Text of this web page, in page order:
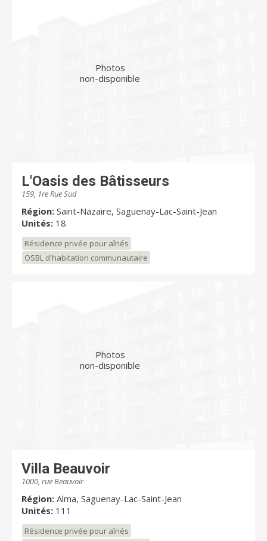
Photos
non-disponible
L'Oasis des Bâtisseurs
159, 1re Rue Sud
Région: Saint-Nazaire, Saguenay-Lac-Saint-Jean
Unités: 18
Résidence privée pour aînés
OSBL d'habitation communautaire
Photos
non-disponible
Villa Beauvoir
1000, rue Beauvoir
Région: Alma, Saguenay-Lac-Saint-Jean
Unités: 111
Résidence privée pour aînés